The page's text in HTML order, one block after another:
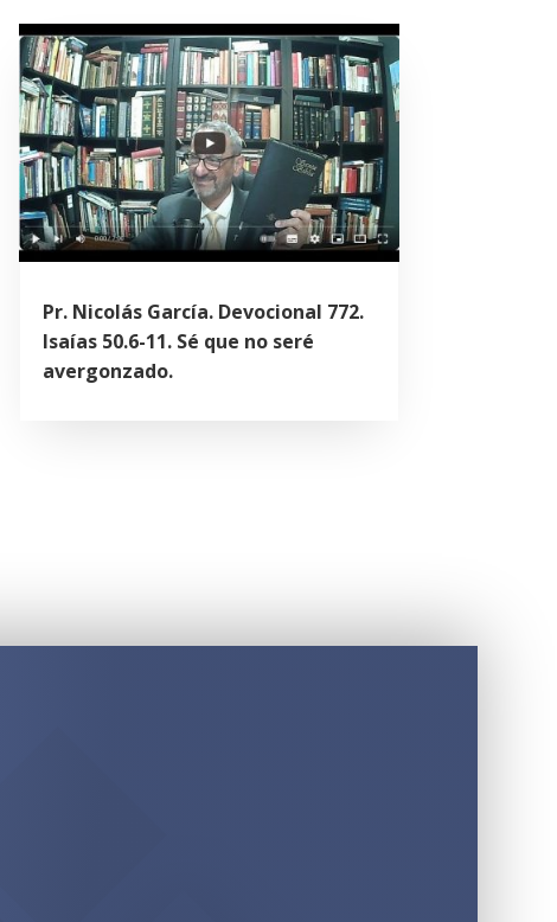
Pr. Nicolás García. Devocional 772.
Isaías 50.6-11. Sé que no seré
avergonzado.